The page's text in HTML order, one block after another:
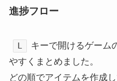
進捗フロー
L
キーで開けるゲーム
やすくまとめました。
どの順でアイテムを作成